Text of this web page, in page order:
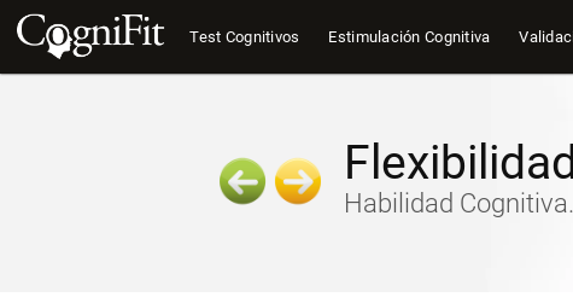
Test Cognitivos Estimulación Cognitiva
Habilidad